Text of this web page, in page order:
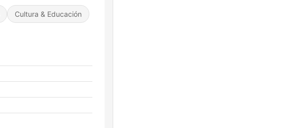
Cultura & Educación